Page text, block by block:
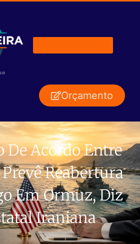
Orçamento
De Acordo Entre
Reabertura
Em Ormuz, Diz
Iraniana